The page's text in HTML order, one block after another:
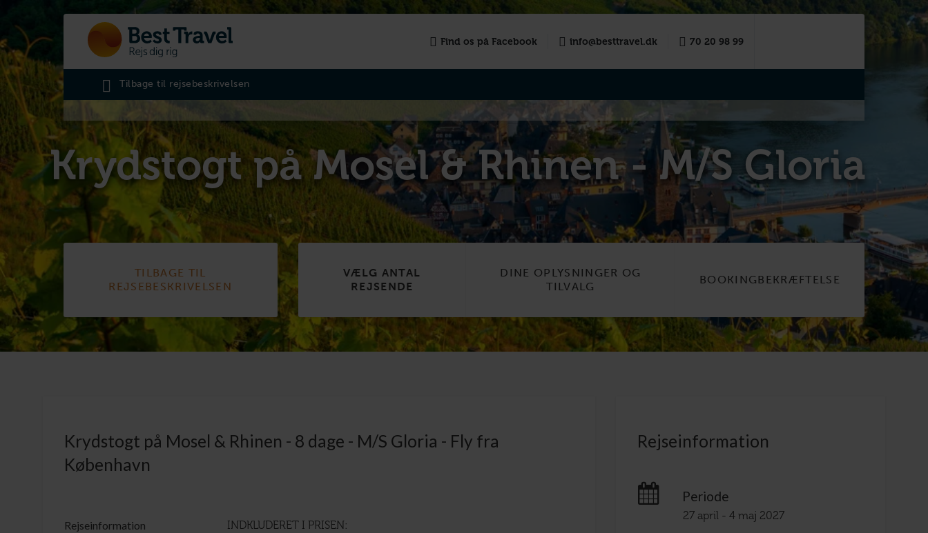
Find os på Facebook info@besttravel.dk 70 20 98 99
Tilbage til rejsebeskrivelsen
Krydstogt på Mosel & Rhinen - M/S Gloria
TILBAGE TIL
REJSEBESKRIVELSEN
VÆLG ANTAL
REJSENDE
DINE OPLYSNINGER OG
TILVALG
BOOKINGBEKRÆFTELSE
Krydstogt på Mosel & Rhinen - 8 dage - M/S Gloria - Fly fra
København
Rejseinformation
INDKLUDERET I PRISEN:
Rejseinformation
Periode
27 april - 4 maj 2027